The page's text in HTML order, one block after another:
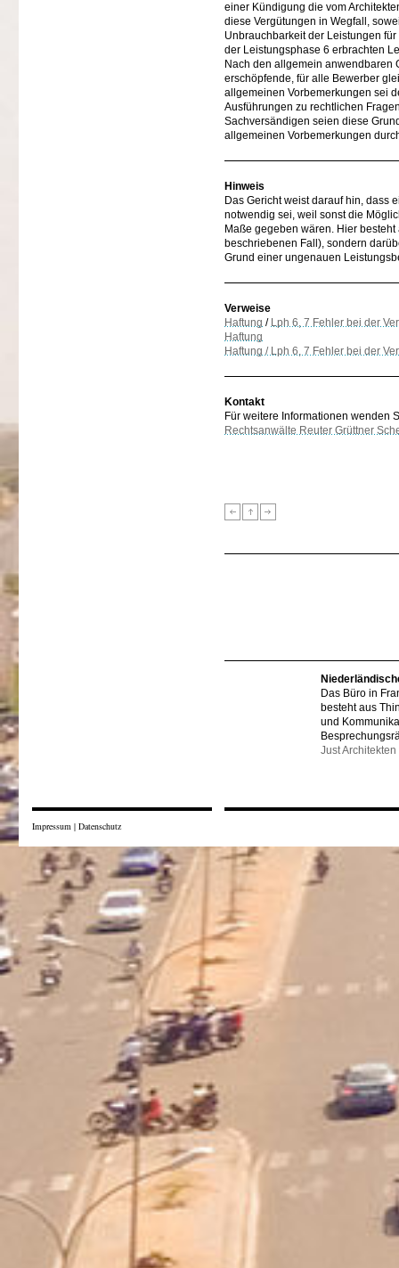
einer Kündigung die vom
diese Vergütungen in Wegfall,
Unbrauchbarkeit der Leistungen
der Leistungsphase 6 erbrachten
Nach den allgemein anwendbaren
erschöpfende, für alle Bewerber
allgemeinen Vorbemerkungen sei
Ausführungen zu rechtlichen
Sachversändigen seien diese
allgemeinen Vorbemerkungen
Hinweis
Das Gericht weist darauf hin, dass
notwendig sei, weil sonst die
Maße gegeben wären. Hier
beschriebenen Fall), sondern
Grund einer ungenauen
Verweise
Haftung / Lph 6, 7 Fehler bei der
Haftung
Haftung / Lph 6, 7 Fehler bei der
Kontakt
Für weitere Informationen wenden
Rechtsanwälte Reuter Grüttner
Das Büro in
besteht aus
und
Just Architekten
Impressum | Datenschutz